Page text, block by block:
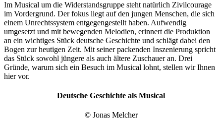
Im Musical um die Widerstandsgruppe steht natürlich Zivilcourage
im Vordergrund. Der fokus liegt auf den jungen Menschen, die sich
einem Unrechtssystem entgegengestellt haben. Aufwendig
umgesetzt und mit bewegenden Melodien, erinnert die Produktion
an ein wichtiges Stück deutsche Geschichte und schlägt dabei den
Bogen zur heutigen Zeit. Mit seiner packenden Inszenierung spricht
das Stück sowohl jüngere als auch ältere Zuschauer an. Drei
Gründe, warum sich ein Besuch im Musical lohnt, stellen wir Ihnen
hier vor.
Deutsche Geschichte als Musical
© Jonas Melcher